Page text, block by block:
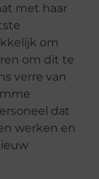
met haar
om
om dit te
verre van
dat
werken en